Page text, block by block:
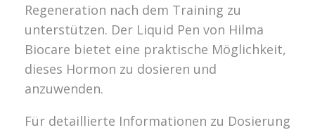
Regeneration nach dem Training zu
unterstützen. Der Liquid Pen von Hilma
Biocare bietet eine praktische Möglichkeit,
dieses Hormon zu dosieren und
anzuwenden.
Für detaillierte Informationen zu Dosierung